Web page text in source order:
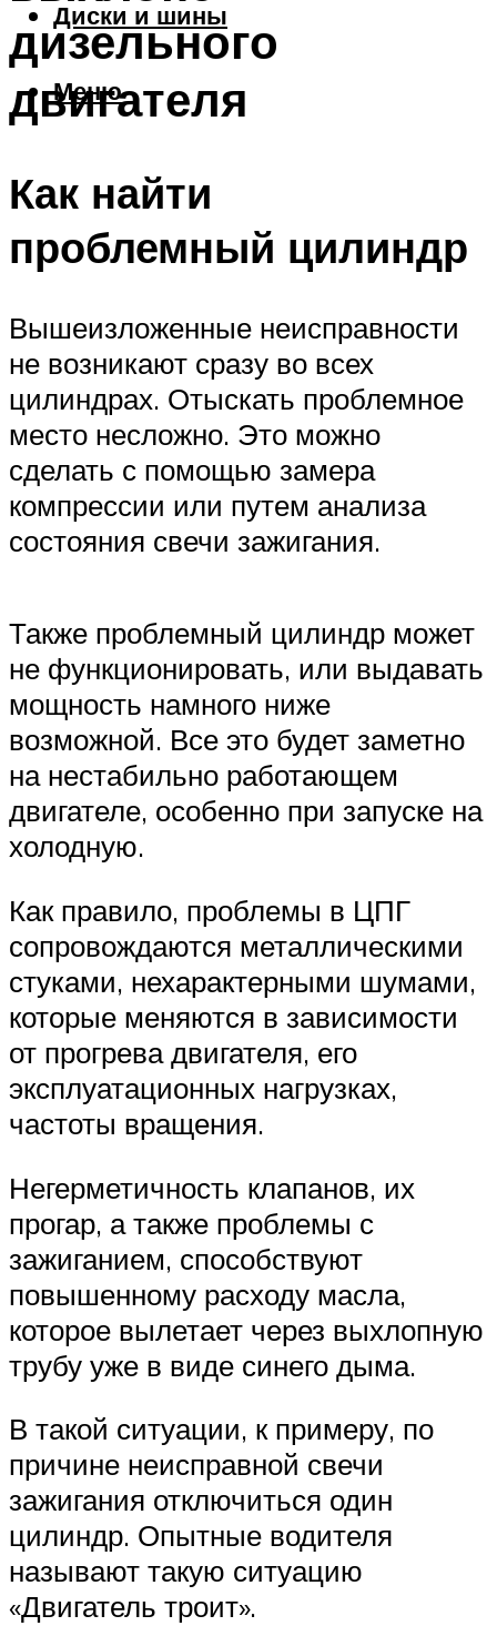
Диски и шины
Меню
дизельного
двигателя
Как найти
проблемный цилиндр
Вышеизложенные неисправности
не возникают сразу во всех
цилиндрах. Отыскать проблемное
место несложно. Это можно
сделать с помощью замера
компрессии или путем анализа
состояния свечи зажигания.
Также проблемный цилиндр может
не функционировать, или выдавать
мощность намного ниже
возможной. Все это будет заметно
на нестабильно работающем
двигателе, особенно при запуске на
холодную.
Как правило, проблемы в ЦПГ
сопровождаются металлическими
стуками, нехарактерными шумами,
которые меняются в зависимости
от прогрева двигателя, его
эксплуатационных нагрузках,
частоты вращения.
Негерметичность клапанов, их
прогар, а также проблемы с
зажиганием, способствуют
повышенному расходу масла,
которое вылетает через выхлопную
трубу уже в виде синего дыма.
В такой ситуации, к примеру, по
причине неисправной свечи
зажигания отключиться один
цилиндр. Опытные водителя
называют такую ситуацию
«Двигатель троит».